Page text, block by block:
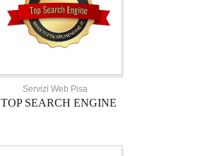
Servizi Web Pisa
TOP SEARCH ENGINE